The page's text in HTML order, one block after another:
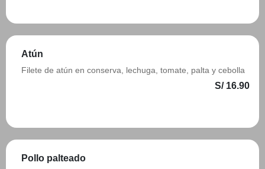
Atún
Filete de atún en conserva, lechuga, tomate, palta y cebolla
S/ 16.90
Pollo palteado